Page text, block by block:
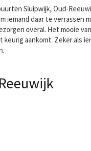
Sluipwijk, Oud-
iemand daar te
overal. Het mooie
aankomt. Zeker als